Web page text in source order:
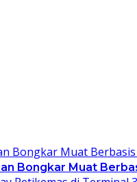
Bongkar Muat